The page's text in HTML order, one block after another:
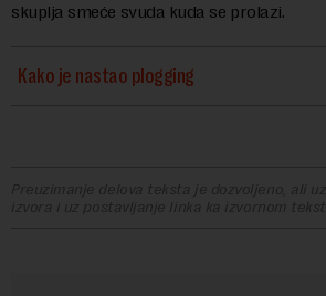
skuplja smeće svuda kuda se prolazi.
Kako je nastao plogging
Preuzimanje delova teksta je dozvoljeno, ali
izvora i uz postavljanje linka ka izvornom